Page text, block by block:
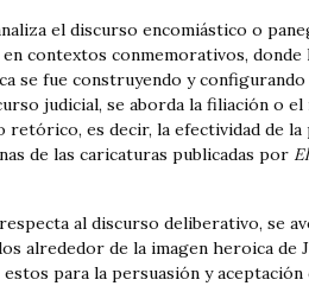
el discurso encomiástico o
contextos conmemorativos, donde
se fue construyendo y
judicial, se aborda la filiación o
retórico, es decir, la efectividad de la
de las caricaturas publicadas por
al discurso deliberativo, se
alrededor de la imagen heroica de
para la persuasión y aceptación